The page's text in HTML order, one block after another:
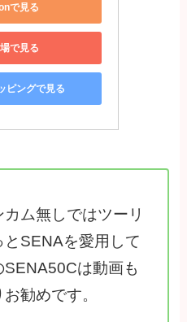
で見る
で見る
ピングで見る
ム無しではツーリ
SENAを愛用して
SENA50Cは動画も
勧めです。